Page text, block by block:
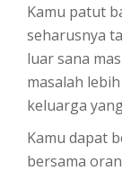
Kamu patut
seharusnya
luar sana
masalah
keluarga
Kamu dapat
bersama